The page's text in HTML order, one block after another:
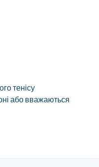
тенісу
або вважаються